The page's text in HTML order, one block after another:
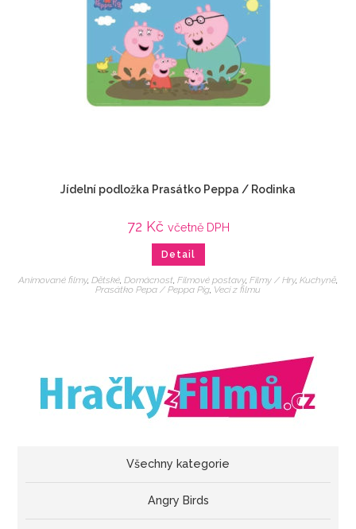
Jídelní podložka Prasátko Peppa / Rodinka
72 Kč včetně DPH
Detail
Animované filmy, Dětské, Domácnost, Filmové postavy, Filmy / Hry, Kuchyně,
Prasátko Pepa / Peppa Pig, Veci z filmu
Všechny kategorie
Angry Birds